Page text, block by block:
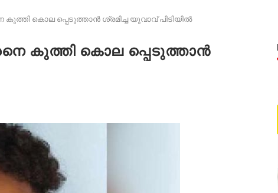
കുത്തി കൊല പ്പെടുത്താന്‍ ശ്രമിച്ച യുവാവ് പിടിയില്‍
കുത്തി കൊല പ്പെടുത്താന്‍